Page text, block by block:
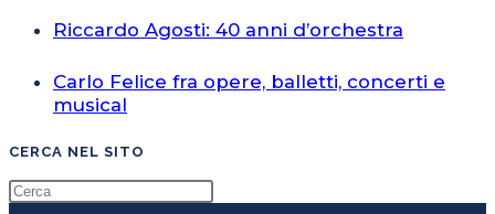
Riccardo Agosti: 40 anni d’orchestra
Carlo Felice fra opere, balletti, concerti e
musical
CERCA NEL SITO